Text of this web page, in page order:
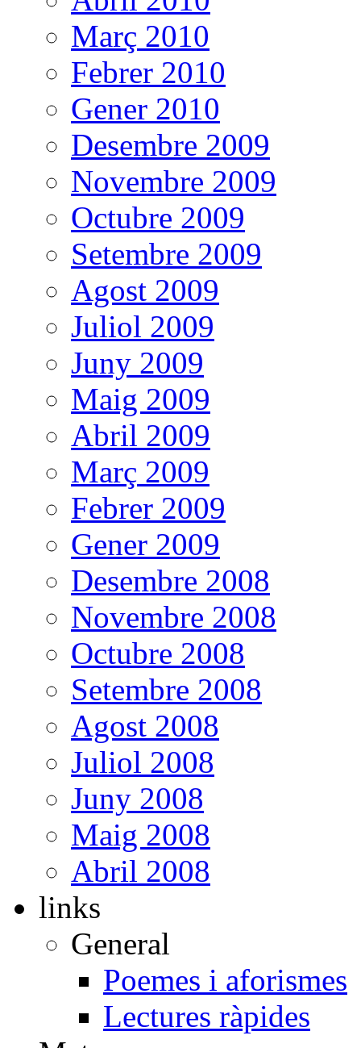
Març 2010
Febrer 2010
Gener 2010
Desembre 2009
Novembre 2009
Octubre 2009
Setembre 2009
Agost 2009
Juliol 2009
Juny 2009
Maig 2009
Abril 2009
Març 2009
Febrer 2009
Gener 2009
Desembre 2008
Novembre 2008
Octubre 2008
Setembre 2008
Agost 2008
Juliol 2008
Juny 2008
Maig 2008
Abril 2008
links
General
Poemes i aforismes
Lectures ràpides